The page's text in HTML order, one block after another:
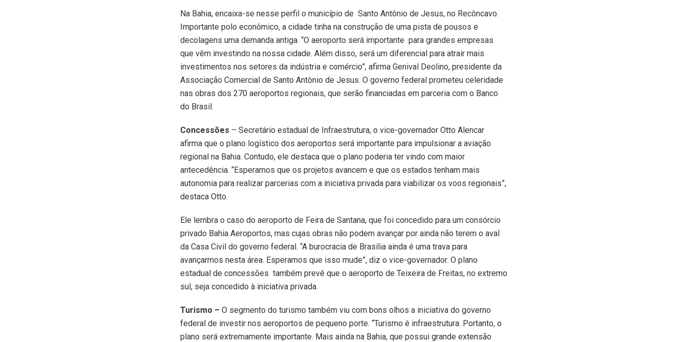
Na Bahia, encaixa-se nesse perfil o município de Santo Antônio de Jesus, no Recôncavo.
Importante polo econômico, a cidade tinha na construção de uma pista de pousos e
decolagens uma demanda antiga. “O aeroporto será importante para grandes empresas
que vêm investindo na nossa cidade. Além disso, será um diferencial para atrair mais
investimentos nos setores da indústria e comércio”, afirma Genival Deolino, presidente da
Associação Comercial de Santo Antônio de Jesus. O governo federal prometeu celeridade
nas obras dos 270 aeroportos regionais, que serão financiadas em parceria com o Banco
do Brasil.
Concessões – Secretário estadual de Infraestrutura, o vice-governador Otto Alencar
afirma que o plano logístico dos aeroportos será importante para impulsionar a aviação
regional na Bahia. Contudo, ele destaca que o plano poderia ter vindo com maior
antecedência. “Esperamos que os projetos avancem e que os estados tenham mais
autonomia para realizar parcerias com a iniciativa privada para viabilizar os voos regionais”,
destaca Otto.
Ele lembra o caso do aeroporto de Feira de Santana, que foi concedido para um consórcio
privado Bahia Aeroportos, mas cujas obras não podem avançar por ainda não terem o aval
da Casa Civil do governo federal. “A burocracia de Brasília ainda é uma trava para
avançarmos nesta área. Esperamos que isso mude”, diz o vice-governador. O plano
estadual de concessões também prevê que o aeroporto de Teixeira de Freitas, no extremo
sul, seja concedido à iniciativa privada.
Turismo – O segmento do turismo também viu com bons olhos a iniciativa do governo
federal de investir nos aeroportos de pequeno porte. “Turismo é infraestrutura. Portanto, o
plano será extremamente importante. Mais ainda na Bahia, que possui grande extensão